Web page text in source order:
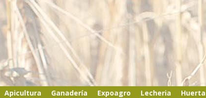
Apicultura Ganadería Expoagro Lecheria